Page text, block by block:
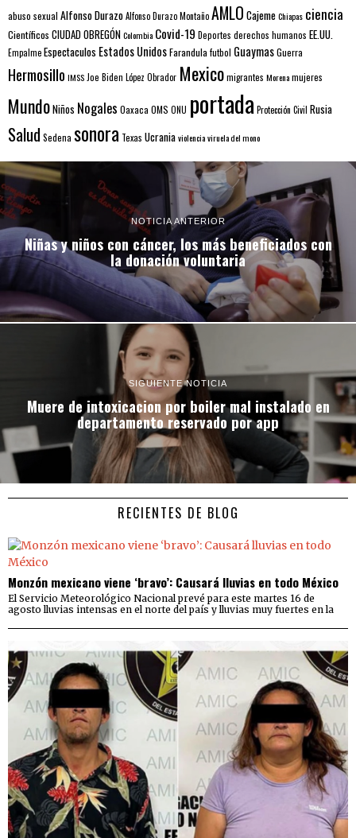
abuso sexual Alfonso DurazoAlfonso Durazo MontañoAMLO CajemeChiapas ciencia
Científicos CIUDAD OBREGÓNColombia Covid-19 Deportes derechos humanos EE.UU.
EmpalmeEspectaculos Estados UnidosFarandulafutbol GuaymasGuerra
Hermosillo IMSS Joe Biden López Obrador Mexicomigrantes Morenamujeres
MundoNiños Nogales Oaxaca OMS ONU portada Protección Civil Rusia
Salud Sedena sonora Texas Ucraniaviolenciaviruela del mono
NOTICIA ANTERIOR
Niñas y niños con cáncer, los más beneficiados con
la donación voluntaria
SIGUIENTE NOTICIA
Muere de intoxicacion por boiler mal instalado en
departamento reservado por app
RECIENTES DE BLOG
Monzón mexicano viene ‘bravo’: Causará lluvias en todo México
El Servicio Meteorológico Nacional prevé para este martes 16 de
agosto lluvias intensas en el norte del país y lluvias muy fuertes en la